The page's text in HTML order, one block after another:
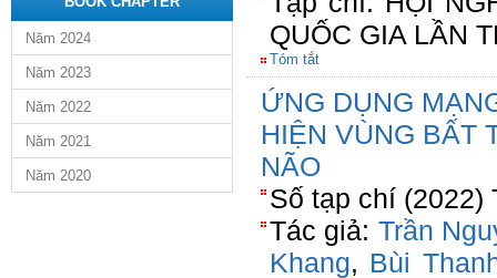
Năm 2024
Năm 2023
Năm 2022
Năm 2021
Năm 2020
QUỐC GIA LẦN
Tóm tắt
ỨNG DỤNG
HIỆN VÙNG BẤT
NÃO
Số tạp chí (2022)
Tác giả: Trần
Khang, Bùi